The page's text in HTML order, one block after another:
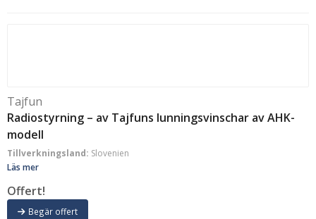
Tajfun
Radiostyrning – av Tajfuns lunningsvinschar av AHK-
modell
Tillverkningsland: Slovenien
Läs mer
Offert!
Begär offert